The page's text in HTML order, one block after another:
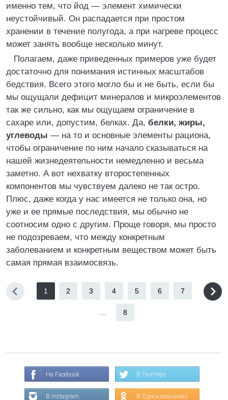
именно тем, что йод — элемент химически
неустойчивый. Он распадается при простом
хранении в течение полугода, а при нагреве процесс
может занять вообще несколько минут.
Полагаем, даже приведенных примеров уже будет
достаточно для понимания истинных масштабов
бедствия. Всего этого могло бы и не быть, если бы
мы ощущали дефицит минералов и микроэлементов
так же сильно, как мы ощущаем ограничение в
сахаре или, допустим, белках. Да, белки, жиры,
углеводы — на то и основные элементы рациона,
чтобы ограничение по ним начало сказываться на
нашей жизнедеятельности немедленно и весьма
заметно. А вот нехватку второстепенных
компонентов мы чувствуем далеко не так остро.
Плюс, даже когда у нас имеется не только она, но
уже и ее прямые последствия, мы обычно не
соотносим одно с другим. Проще говоря, мы просто
не подозреваем, что между конкретным
заболеванием и конкретным веществом может быть
самая прямая взаимосвязь.
1 2 3 4 5 6 7
8
На Facebook В Твиттере
В Instagram В Одноклассниках